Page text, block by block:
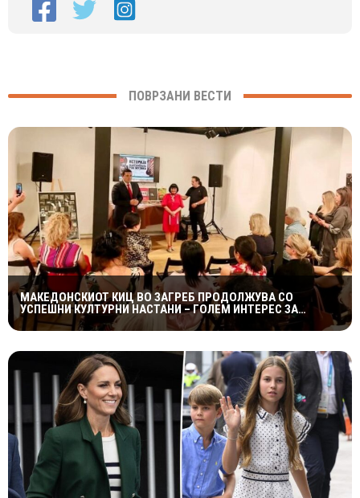
ПОВРЗАНИ ВЕСТИ
МАКЕДОНСКИОТ КИЦ ВО ЗАГРЕБ ПРОДОЛЖУВА СО
УСПЕШНИ КУЛТУРНИ НАСТАНИ – ГОЛЕМ ИНТЕРЕС ЗА
„ИСТОРИЈА НА МАКЕДОНСКАТА РОК МУЗИКА“